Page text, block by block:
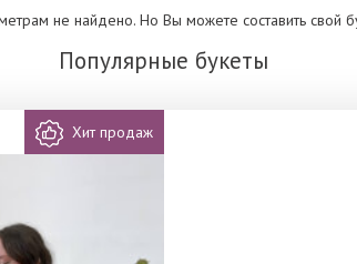
не найдено. Но Вы можете составить свой
Популярные букеты
Хит продаж